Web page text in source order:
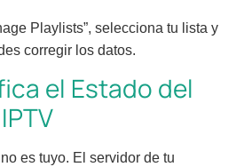
Playlists”, selecciona tu lista y
corregir los datos.
el Estado del
es tuyo. El servidor de tu